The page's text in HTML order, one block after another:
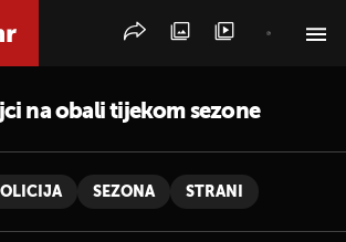
na obali tijekom sezone
SEZONA STRANI